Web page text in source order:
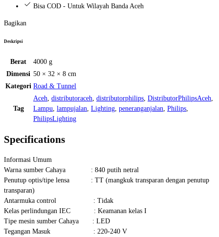
Bisa COD - Untuk Wilayah Banda Aceh
Bagikan
Deskripsi
Berat
4000 g
Dimensi 50 × 32 × 8 cm
Kategori Road & Tunnel
Tag
Aceh, distributoraceh, distributorphilips, DistributorPhilipsAceh,
Lampu, lampujalan, Lighting, peneranganjalan, Philips,
PhilipsLighting
Specifications
Informasi Umum
Warna sumber Cahaya : 840 putih netral
Penutup optis/tipe lensa : TT (mangkuk transparan dengan penutup
transparan)
Antarmuka control : Tidak
Kelas perlindungan IEC : Keamanan kelas I
Tipe mesin sumber Cahaya : LED
Tegangan Masuk : 220-240 V